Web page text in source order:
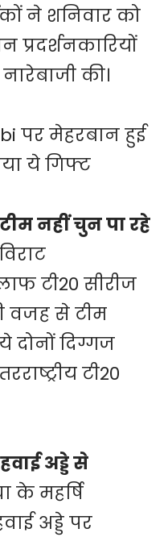
ने शनिवार को
प्रदर्शनकारियों
की।
पर मेहरबान हुई
ये गिफ्ट
नहीं चुन पा रहे
टी20 सीरीज
वजह से टीम
दोनों दिग्गज
टी20
अड्डे से
के महर्षि
अड्डे पर